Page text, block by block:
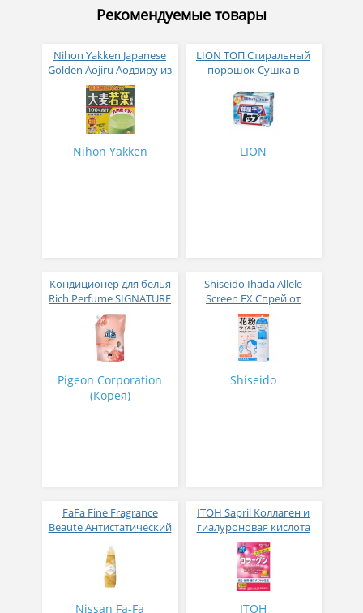
Рекомендуемые товары
Nihon Yakken Japanese
Golden Aojiru Аодзиру из
листьев молодого
ячменя
Nihon Yakken
LION ТОП Стиральный
порошок Сушка в
гр
LION
Кондиционер для белья
Rich Perfume SIGNATURE
парфюмированный
супер-концентрат с
ароматом Фиеста 1,6 л
Pigeon Corporation
(Корея)
Shiseido Ihada Allele
Screen EX Спрей от
вирусов и аллергий 50
гр
Shiseido
FaFa Fine Fragrance
Beaute Антистатический
с ароматом цветов,
мускуса и сандалового
дерева 600 мл
Nissan Fa-Fa
ITOH Sapril Коллаген и
гиалуроновая кислота
со вкусом манго 30
стиков
ITOH